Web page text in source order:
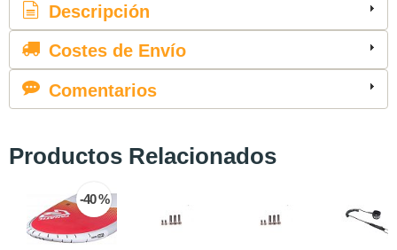
Descripción
Costes de Envío
Comentarios
Productos Relacionados
-40 %